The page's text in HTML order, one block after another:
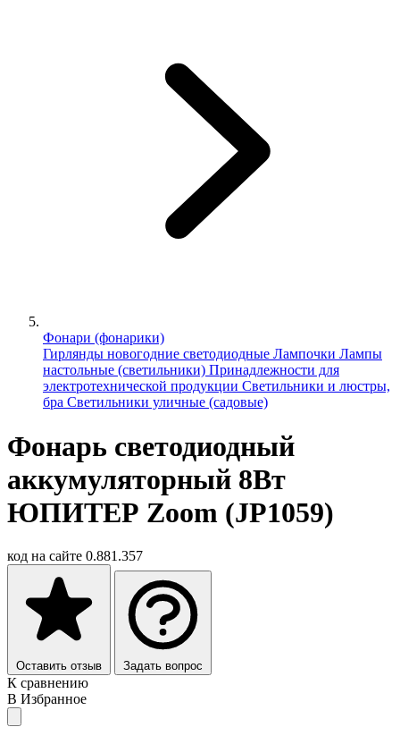
Фонари (фонарики)
Гирлянды новогодние светодиодные Лампочки Лампы
настольные (светильники) Принадлежности для
электротехнической продукции Светильники и люстры,
бра Светильники уличные (садовые)
Фонарь светодиодный
аккумуляторный 8Вт
ЮПИТЕР Zoom (JP1059)
код на сайте 0.881.357
Оставить отзыв Задать вопрос
К сравнению
В Избранное